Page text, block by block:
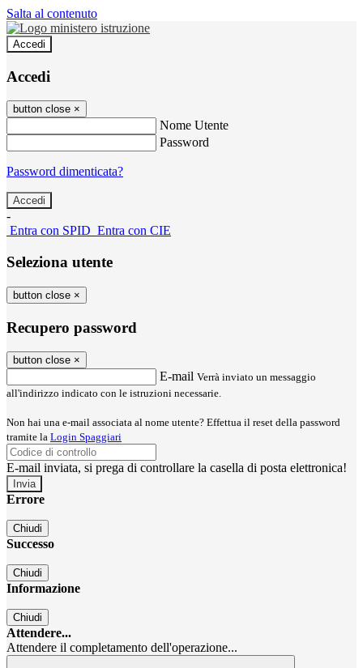
Salta al contenuto
Accedi
Accedi
button close ×
Nome Utente
Password
Password dimenticata?
-
Entra con SPID Entra con CIE
Seleziona utente
button close ×
Recupero password
button close ×
E-mail Verrà inviato un messaggio
all'indirizzo indicato con le istruzioni necessarie.
Non hai una e-mail associata al nome utente? Effettua il reset della password
tramite la Login Spaggiari
E-mail inviata, si prega di controllare la casella di posta elettronica!
Errore
Chiudi
Successo
Chiudi
Informazione
Chiudi
Attendere...
Attendere il completamento dell'operazione...